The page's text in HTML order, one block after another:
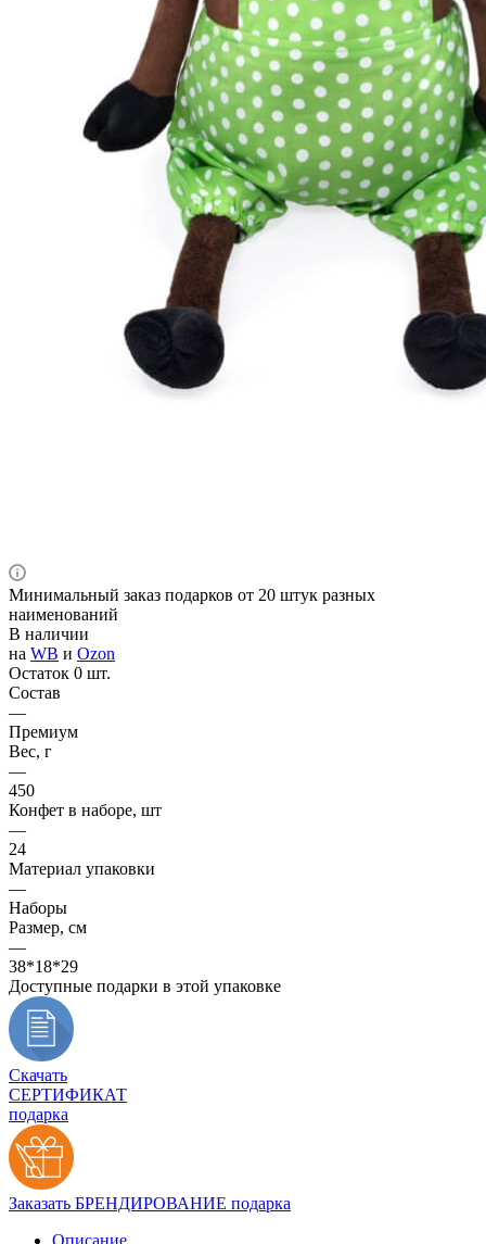
Минимальный заказ подарков от 20 штук разных
наименований
В наличии
на WB и Ozon
Остаток 0 шт.
Состав
—
Премиум
Вес, г
—
450
Конфет в наборе, шт
—
24
Материал упаковки
—
Наборы
Размер, см
—
38*18*29
Доступные подарки в этой упаковке
Скачать
СЕРТИФИКАТ
подарка
Заказать БРЕНДИРОВАНИЕ подарка
Описание